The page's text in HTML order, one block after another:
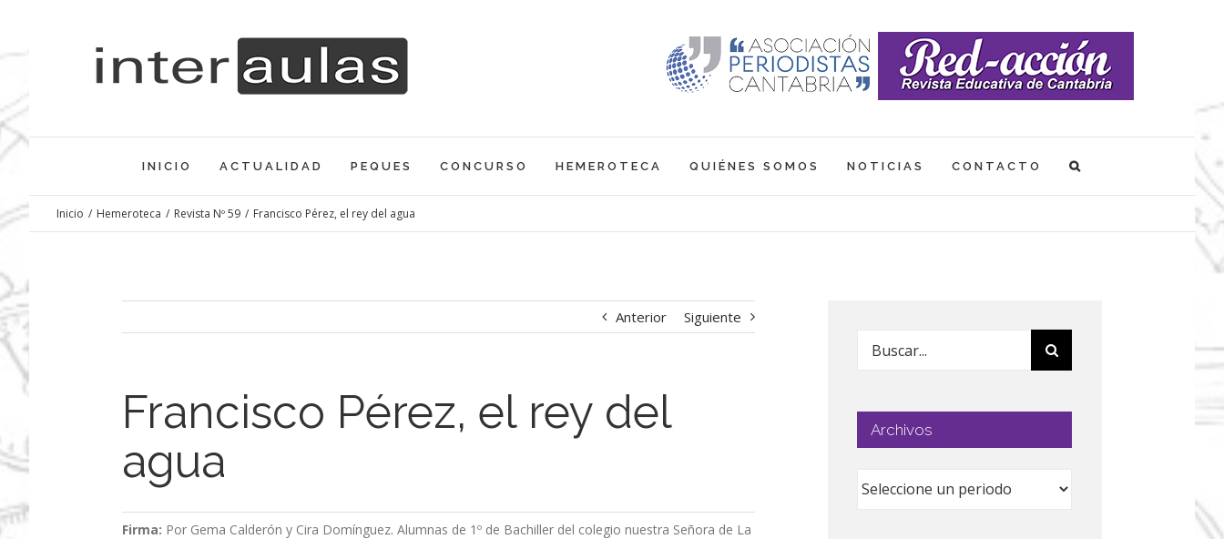
INICIO ACTUALIDAD PEQUES CONCURSO HEMEROTECA QUIÉNES SOMOS NOTICIAS CONTACTO
Inicio / Hemeroteca / Revista Nº 59 / Francisco Pérez, el rey del agua
Anterior Siguiente
Francisco Pérez, el rey del
agua
Firma: Por Gema Calderón y Cira Domínguez. Alumnas de 1º de Bachiller del colegio nuestra Señora de La
Buscar:
Archivos